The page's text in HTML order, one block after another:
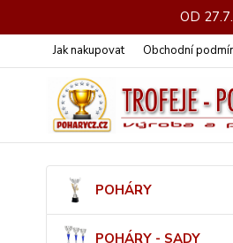
OD
Jak nakupovat Obchodní
POHÁRY
POHÁRY - SADY